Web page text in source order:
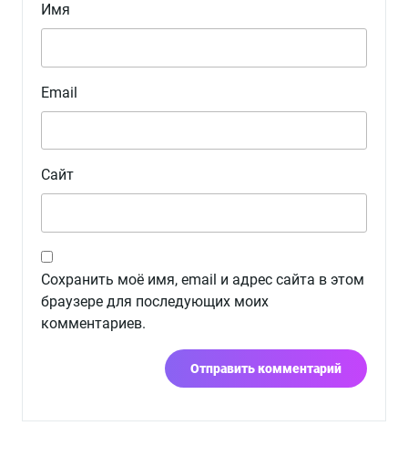
Имя
Email
Сайт
Сохранить моё имя, email и адрес сайта в этом
браузере для последующих моих
комментариев.